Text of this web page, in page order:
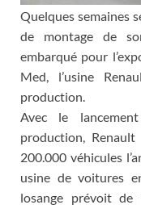
Quelques semaines
de montage de
embarqué pour
Med, l’usine
production.
Avec le
production,
200.000 véhicules
usine de voitures
losange prévoit de